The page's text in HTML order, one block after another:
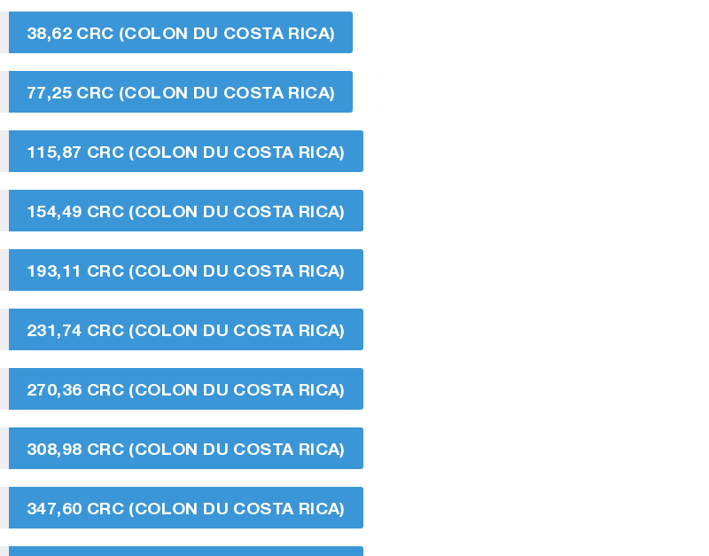
38,62 CRC (COLON DU COSTA RICA)
77,25 CRC (COLON DU COSTA RICA)
115,87 CRC (COLON DU COSTA RICA)
154,49 CRC (COLON DU COSTA RICA)
193,11 CRC (COLON DU COSTA RICA)
231,74 CRC (COLON DU COSTA RICA)
270,36 CRC (COLON DU COSTA RICA)
308,98 CRC (COLON DU COSTA RICA)
347,60 CRC (COLON DU COSTA RICA)